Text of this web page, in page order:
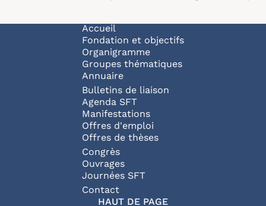
Navigation principale
Accueil
Fondation et objectifs
Organigramme
Groupes thématiques
Annuaire
Bulletins de liaison
Agenda SFT
Manifestations
Offres d'emploi
Offres de thèses
Congrès
Ouvrages
Journées SFT
Pied de page
Contact
HAUT DE PAGE